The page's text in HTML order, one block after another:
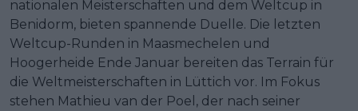
nationalen Meisterschaften und dem Weltcup in
Benidorm, bieten spannende Duelle. Die letzten
Weltcup-Runden in Maasmechelen und
Hoogerheide Ende Januar bereiten das Terrain für
die Weltmeisterschaften in Lüttich vor. Im Fokus
stehen Mathieu van der Poel, der nach seiner